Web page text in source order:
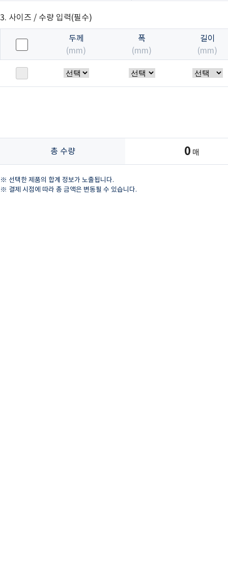
3. 사이즈 / 수량 입력(필수)
두께
(mm)
폭
(mm)
길이
(mm)
총 수량 0 매
선택한 제품의 합계 정보가 노출됩니다.
결제 시점에 따라 총 금액은 변동될 수 있습니다.